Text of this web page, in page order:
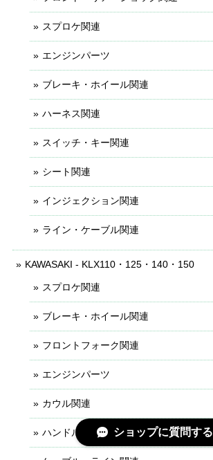
スプロケ関連
エンジンパーツ
ブレーキ・ホイール関連
ハーネス関連
スイッチ・キー関連
シート関連
インジェクション関連
ライン・ケーブル関連
KAWASAKI - KLX110・125・140・150
スプロケ関連
ブレーキ・ホイール関連
フロントフォーク関連
エンジンパーツ
カウル関連
ハンドル・レバー関連ショップに質問する